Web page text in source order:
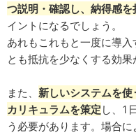
つ説明・確認し、納得感
イントになるでしょう。
あれもこれもと一度に導
とも抵抗を少なくする効果
また、 新しいシステムを
カリキュラムを策定 し、1
う必要があります。場合